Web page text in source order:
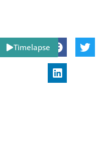
Share:
Timelapse